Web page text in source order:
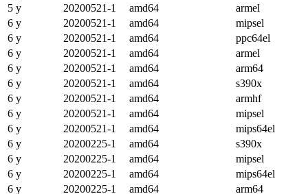
5 y
20200521-1 amd64
armel
6 y
20200521-1 amd64
mipsel
6 y
20200521-1 amd64
ppc64el
6 y
20200521-1 amd64
armel
6 y
20200521-1 amd64
arm64
6 y
20200521-1 amd64
s390x
6 y
20200521-1 amd64
armhf
6 y
20200521-1 amd64
mipsel
6 y
20200521-1 amd64
mips64el
6 y
20200225-1 amd64
s390x
6 y
20200225-1 amd64
mipsel
6 y
20200225-1 amd64
mips64el
6 y
20200225-1 amd64 arm64